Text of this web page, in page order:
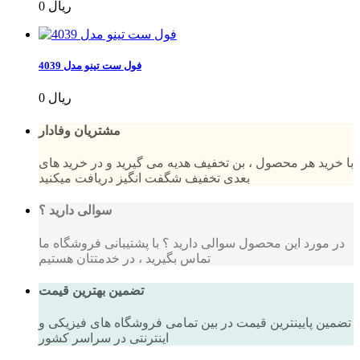
0 ریال
فول ست تینو مدل 4039
0 ریال
مشتریان وفادار
با خرید هر محصول ، بن تخفیف هدیه می گیرید و در خرید های
بعدی تخفیف شگفت انگیز دریافت میکنید
سوالی دارید ؟
در مورد این محصول سوالی دارید ؟ با پشتیبانی فروشگاه ما
تماس بگیرید ، در خدمتتان هستیم
تضمین بهترین قیمت
تضمین پایینترین قیمت در بین تمامی فروشگاه های فیزیکی و
اینترنتی در سراسر کشور